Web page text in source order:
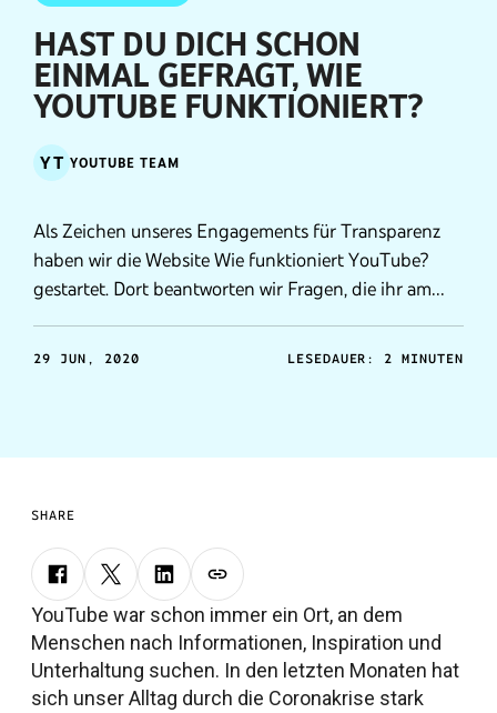
HAST DU DICH SCHON
EINMAL GEFRAGT, WIE
YOUTUBE FUNKTIONIERT?
YT YOUTUBE TEAM
Als Zeichen unseres Engagements für Transparenz
haben wir die Website Wie funktioniert YouTube?
gestartet. Dort beantworten wir Fragen, die ihr am
29 JUN, 2020 LESEDAUER: 2 MINUTEN
SHARE
YouTube war schon immer ein Ort, an dem
Menschen nach Informationen, Inspiration und
Unterhaltung suchen. In den letzten Monaten hat
sich unser Alltag durch die Coronakrise stark